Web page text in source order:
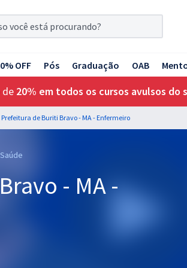
OFF Pós Graduação OAB
de 20% em todos os cursos avulsos do
Prefeitura de Buriti Bravo - MA - Enfermeiro
- MA -